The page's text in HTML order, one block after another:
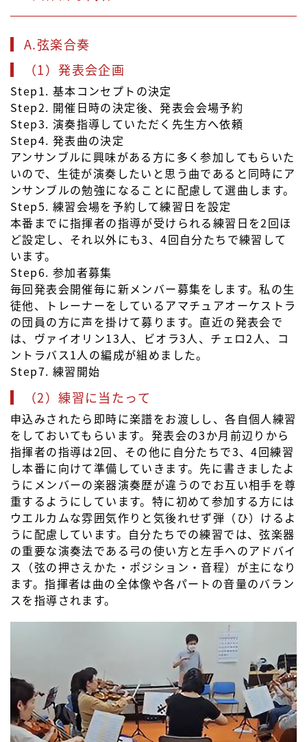
A.弦楽合奏
（1）発表会企画
Step1. 基本コンセプトの決定
Step2. 開催日時の決定後、発表会会場予約
Step3. 演奏指導していただく先生方へ依頼
Step4. 発表曲の決定
アンサンブルに興味がある方に多く参加してもらいた
いので、生徒が演奏したいと思う曲であると同時にア
ンサンブルの勉強になることに配慮して選曲します。
Step5. 練習会場を予約して練習日を設定
本番までに指揮者の指導が受けられる練習日を2回ほ
ど設定し、それ以外にも3、4回自分たちで練習して
います。
Step6. 参加者募集
毎回発表会開催毎に新メンバー募集をします。私の生
徒他、トレーナーをしているアマチュアオーケストラ
の団員の方に声を掛けて募ります。直近の発表会で
は、ヴァイオリン13人、ビオラ3人、チェロ2人、コ
ントラバス1人の編成が組めました。
Step7. 練習開始
（2）練習に当たって
申込みされたら即時に楽譜をお渡しし、各自個人練習
をしておいてもらいます。発表会の3か月前辺りから
指揮者の指導は2回、その他に自分たちで3、4回練習
し本番に向けて準備していきます。先に書きましたよ
うにメンバーの楽器演奏歴が違うのでお互い相手を尊
重するようにしています。特に初めて参加する方には
ウエルカムな雰囲気作りと気後れせず弾（ひ）けるよ
うに配慮しています。自分たちでの練習では、弦楽器
の重要な演奏法である弓の使い方と左手へのアドバイ
ス（弦の押さえかた・ポジション・音程）が主になり
ます。指揮者は曲の全体像や各パートの音量のバラン
スを指導されます。